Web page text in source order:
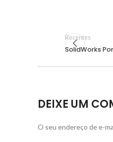
Recentes
SolidWorks
DEIXE UM
O seu endereço de e-